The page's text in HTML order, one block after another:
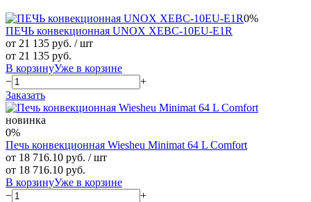
0%
ПЕЧЬ конвекционная UNOX XEBC-10EU-E1R
от 21 135 руб. / шт
от 21 135 руб.
В корзинуУже в корзине
−
+
Заказать
новинка
0%
Печь конвекционная Wiesheu Minimat 64 L Comfort
от 18 716.10 руб. / шт
от 18 716.10 руб.
В корзинуУже в корзине
−
+